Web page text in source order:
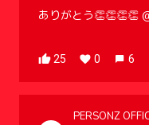
ありがとう👏👏👏👏
25 0 6
PERSONZ